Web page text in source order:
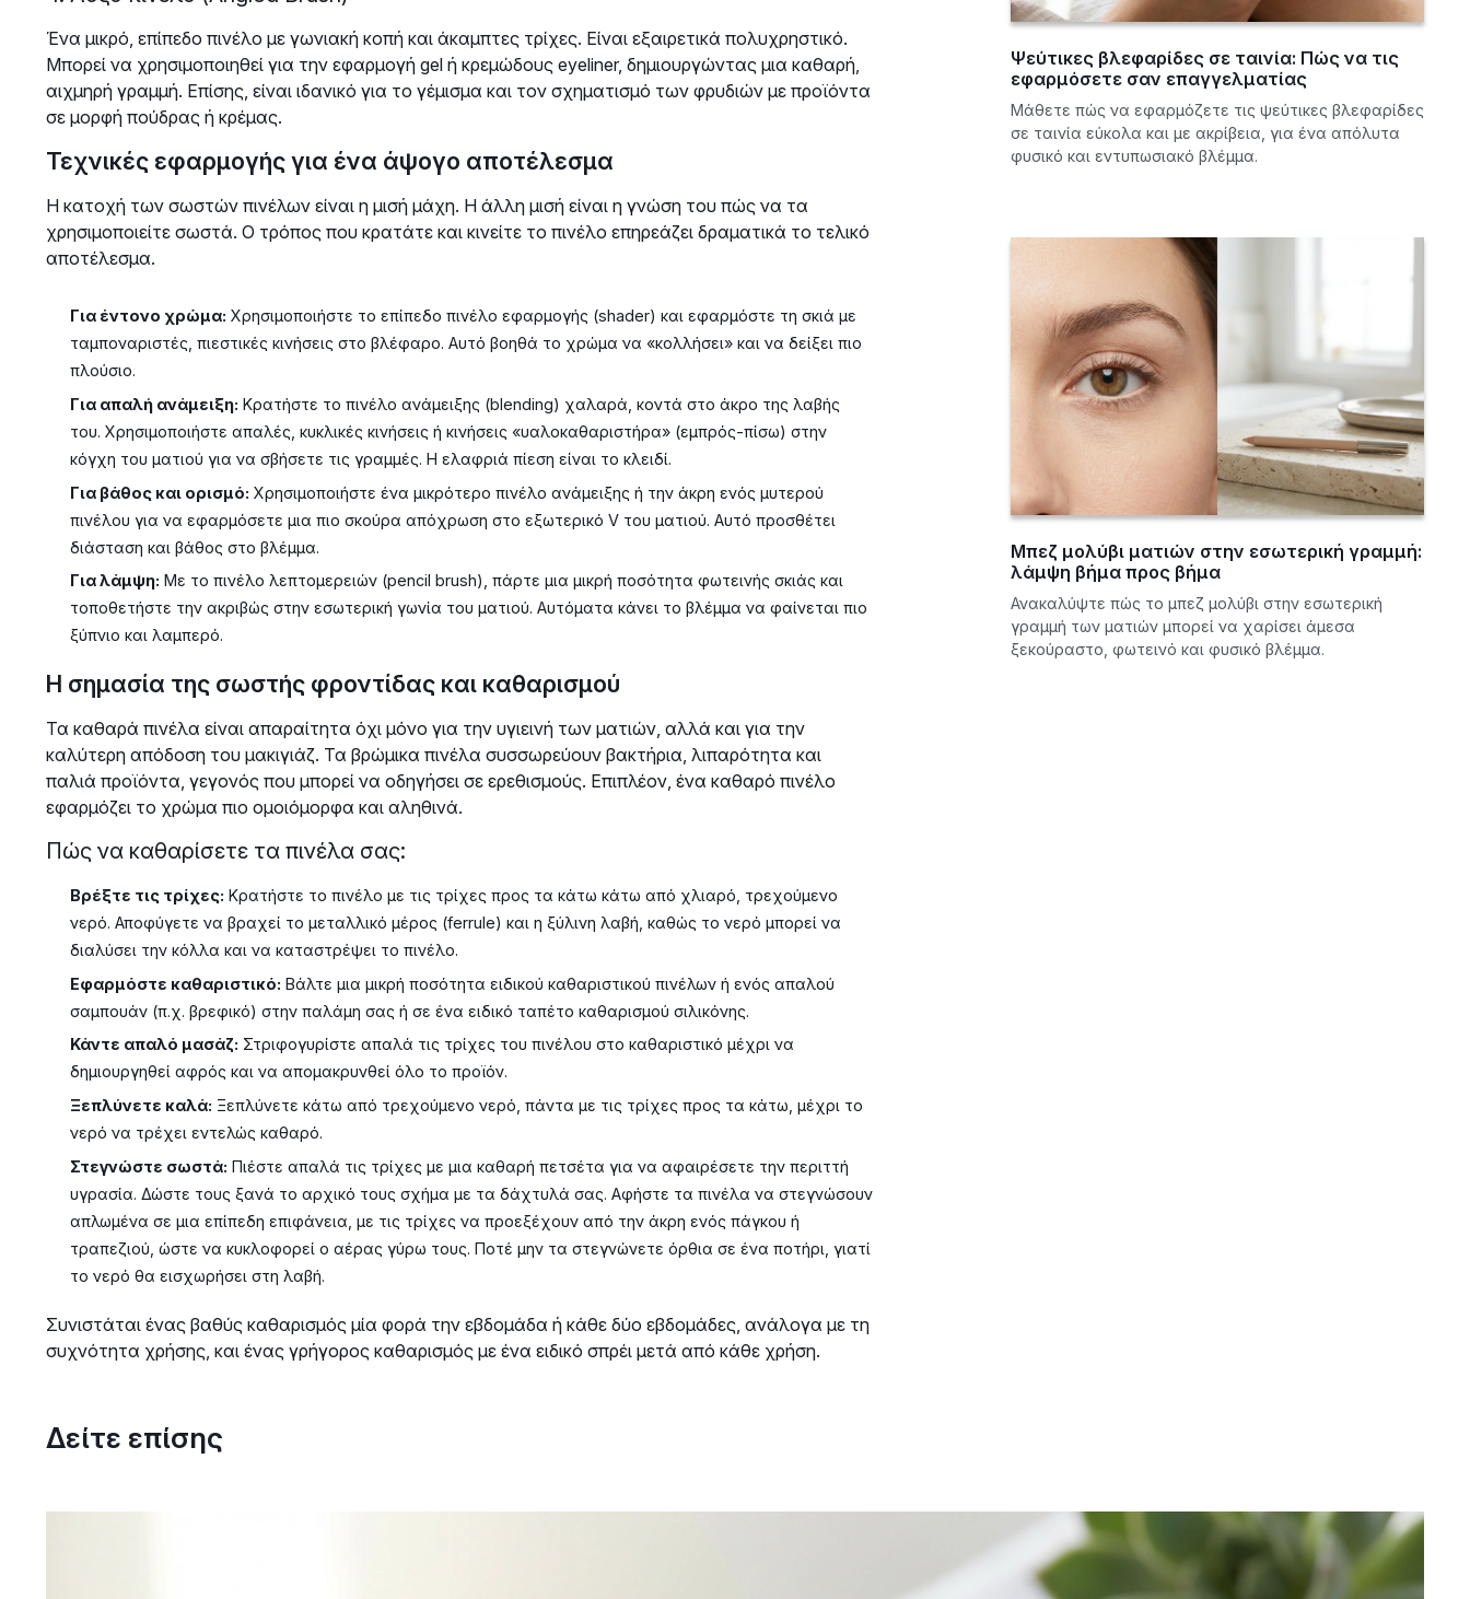
Ένα μικρό, επίπεδο πινέλο με γωνιακή κοπή και άκαμπτες τρίχες. Είναι εξαιρετικά πολυχρηστικό.
Μπορεί να χρησιμοποιηθεί για την εφαρμογή gel ή κρεμώδους eyeliner, δημιουργώντας μια καθαρή,
αιχμηρή γραμμή. Επίσης, είναι ιδανικό για το γέμισμα και τον σχηματισμό των φρυδιών με προϊόντα
σε μορφή πούδρας ή κρέμας.
Τεχνικές εφαρμογής για ένα άψογο αποτέλεσμα
Η κατοχή των σωστών πινέλων είναι η μισή μάχη. Η άλλη μισή είναι η γνώση του πώς να τα
χρησιμοποιείτε σωστά. Ο τρόπος που κρατάτε και κινείτε το πινέλο επηρεάζει δραματικά το τελικό
αποτέλεσμα.
Για έντονο χρώμα: Χρησιμοποιήστε το επίπεδο πινέλο εφαρμογής (shader) και εφαρμόστε τη σκιά με
ταμποναριστές, πιεστικές κινήσεις στο βλέφαρο. Αυτό βοηθά το χρώμα να «κολλήσει» και να δείξει πιο
πλούσιο.
Για απαλή ανάμειξη: Κρατήστε το πινέλο ανάμειξης (blending) χαλαρά, κοντά στο άκρο της λαβής
του. Χρησιμοποιήστε απαλές, κυκλικές κινήσεις ή κινήσεις «υαλοκαθαριστήρα» (εμπρός-πίσω) στην
κόγχη του ματιού για να σβήσετε τις γραμμές. Η ελαφριά πίεση είναι το κλειδί.
Για βάθος και ορισμό: Χρησιμοποιήστε ένα μικρότερο πινέλο ανάμειξης ή την άκρη ενός μυτερού
πινέλου για να εφαρμόσετε μια πιο σκούρα απόχρωση στο εξωτερικό V του ματιού. Αυτό προσθέτει
διάσταση και βάθος στο βλέμμα.
Για λάμψη: Με το πινέλο λεπτομερειών (pencil brush), πάρτε μια μικρή ποσότητα φωτεινής σκιάς και
τοποθετήστε την ακριβώς στην εσωτερική γωνία του ματιού. Αυτόματα κάνει το βλέμμα να φαίνεται πιο
ξύπνιο και λαμπερό.
Η σημασία της σωστής φροντίδας και καθαρισμού
Τα καθαρά πινέλα είναι απαραίτητα όχι μόνο για την υγιεινή των ματιών, αλλά και για την
καλύτερη απόδοση του μακιγιάζ. Τα βρώμικα πινέλα συσσωρεύουν βακτήρια, λιπαρότητα και
παλιά προϊόντα, γεγονός που μπορεί να οδηγήσει σε ερεθισμούς. Επιπλέον, ένα καθαρό πινέλο
εφαρμόζει το χρώμα πιο ομοιόμορφα και αληθινά.
Πώς να καθαρίσετε τα πινέλα σας:
Βρέξτε τις τρίχες: Κρατήστε το πινέλο με τις τρίχες προς τα κάτω κάτω από χλιαρό, τρεχούμενο
νερό. Αποφύγετε να βραχεί το μεταλλικό μέρος (ferrule) και η ξύλινη λαβή, καθώς το νερό μπορεί να
διαλύσει την κόλλα και να καταστρέψει το πινέλο.
Εφαρμόστε καθαριστικό: Βάλτε μια μικρή ποσότητα ειδικού καθαριστικού πινέλων ή ενός απαλού
σαμπουάν (π.χ. βρεφικό) στην παλάμη σας ή σε ένα ειδικό ταπέτο καθαρισμού σιλικόνης.
Κάντε απαλό μασάζ: Στριφογυρίστε απαλά τις τρίχες του πινέλου στο καθαριστικό μέχρι να
δημιουργηθεί αφρός και να απομακρυνθεί όλο το προϊόν.
Ξεπλύνετε καλά: Ξεπλύνετε κάτω από τρεχούμενο νερό, πάντα με τις τρίχες προς τα κάτω, μέχρι το
νερό να τρέχει εντελώς καθαρό.
Στεγνώστε σωστά: Πιέστε απαλά τις τρίχες με μια καθαρή πετσέτα για να αφαιρέσετε την περιττή
υγρασία. Δώστε τους ξανά το αρχικό τους σχήμα με τα δάχτυλά σας. Αφήστε τα πινέλα να στεγνώσουν
απλωμένα σε μια επίπεδη επιφάνεια, με τις τρίχες να προεξέχουν από την άκρη ενός πάγκου ή
τραπεζιού, ώστε να κυκλοφορεί ο αέρας γύρω τους. Ποτέ μην τα στεγνώνετε όρθια σε ένα ποτήρι, γιατί
το νερό θα εισχωρήσει στη λαβή.
Συνιστάται ένας βαθύς καθαρισμός μία φορά την εβδομάδα ή κάθε δύο εβδομάδες, ανάλογα με τη
συχνότητα χρήσης, και ένας γρήγορος καθαρισμός με ένα ειδικό σπρέι μετά από κάθε χρήση.
Ψεύτικες βλεφαρίδες σε ταινία: Πώς να τις
εφαρμόσετε σαν επαγγελματίας
Μάθετε πώς να εφαρμόζετε τις ψεύτικες βλεφαρίδες
σε ταινία εύκολα και με ακρίβεια, για ένα απόλυτα
φυσικό και εντυπωσιακό βλέμμα.
Μπεζ μολύβι ματιών στην εσωτερική γραμμή:
λάμψη βήμα προς βήμα
Ανακαλύψτε πώς το μπεζ μολύβι στην εσωτερική
γραμμή των ματιών μπορεί να χαρίσει άμεσα
ξεκούραστο, φωτεινό και φυσικό βλέμμα.
Δείτε επίσης